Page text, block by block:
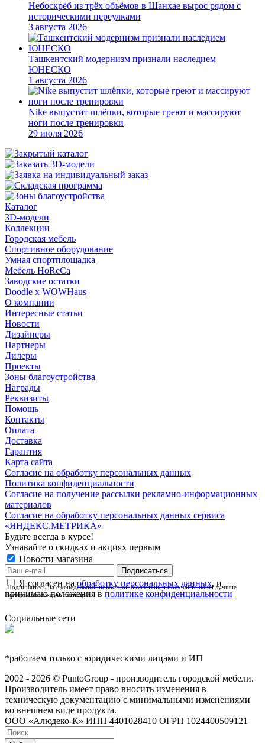
Небоскрёб из трёх объёмов в Шанхае вырос рядом с
историческими переулками
3 августа 2026
Ташкентский модернизм признали наследием
ЮНЕСКО
1 августа 2026
Nike выпустит шлёпки, которые греют и массируют
ноги после тренировки
29 июля 2026
Каталог
3D-модели
Коллекции
Городская мебель
Спортивное оборудование
Умная спортплощадка
Мебель HoReCa
Заводские остатки
Doodle x WOWHaus
О компании
Интересные статьи
Новости
Дизайнеры
Партнеры
Дилеры
Проекты
Зоны благоустройства
Награды
Реквизиты
Помощь
Контакты
Оплата
Доставка
Гарантия
Карта сайта
Согласие на обработку персональных данных
Политика конфиденциальности
Согласие на получение рассылки рекламно-информационных
материалов
Согласие на обработку персональных данных сервиса
«ЯНДЕКС.МЕТРИКА»
Будьте всегда в курсе!
Узнавайте о скидках и акциях первым
Новости магазина
Я согласен на обработку персональных данных, и
принимаю положения в политике конфиденциальности
Подпишитесь на еженедельный новостной бюллетень и получайте наши лучшие
материалы каждую пятницу!
Социальные сети
*работаем только с юридическими лицами и ИП
2002 - 2026 © PuntoGroup - производитель городской мебели.
Производитель имеет право вносить изменения в
техническую документацию с минимальными изменениями
во внешнем виде продукта.
ООО «Алюдеко-К» ИНН 4401028410 ОГРН 1024400509121